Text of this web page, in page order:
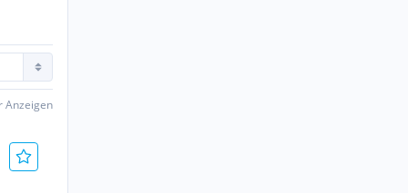
Anzeigen